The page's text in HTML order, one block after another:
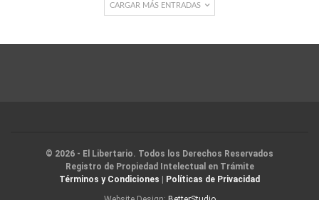
CARGAR MÁS ENTRADAS
© 2026 - El Libertario. Todos los Derechos Reservados
Registro de Propiedad Intelectual en Trámite
Términos y Condiciones | Políticas de Privacidad